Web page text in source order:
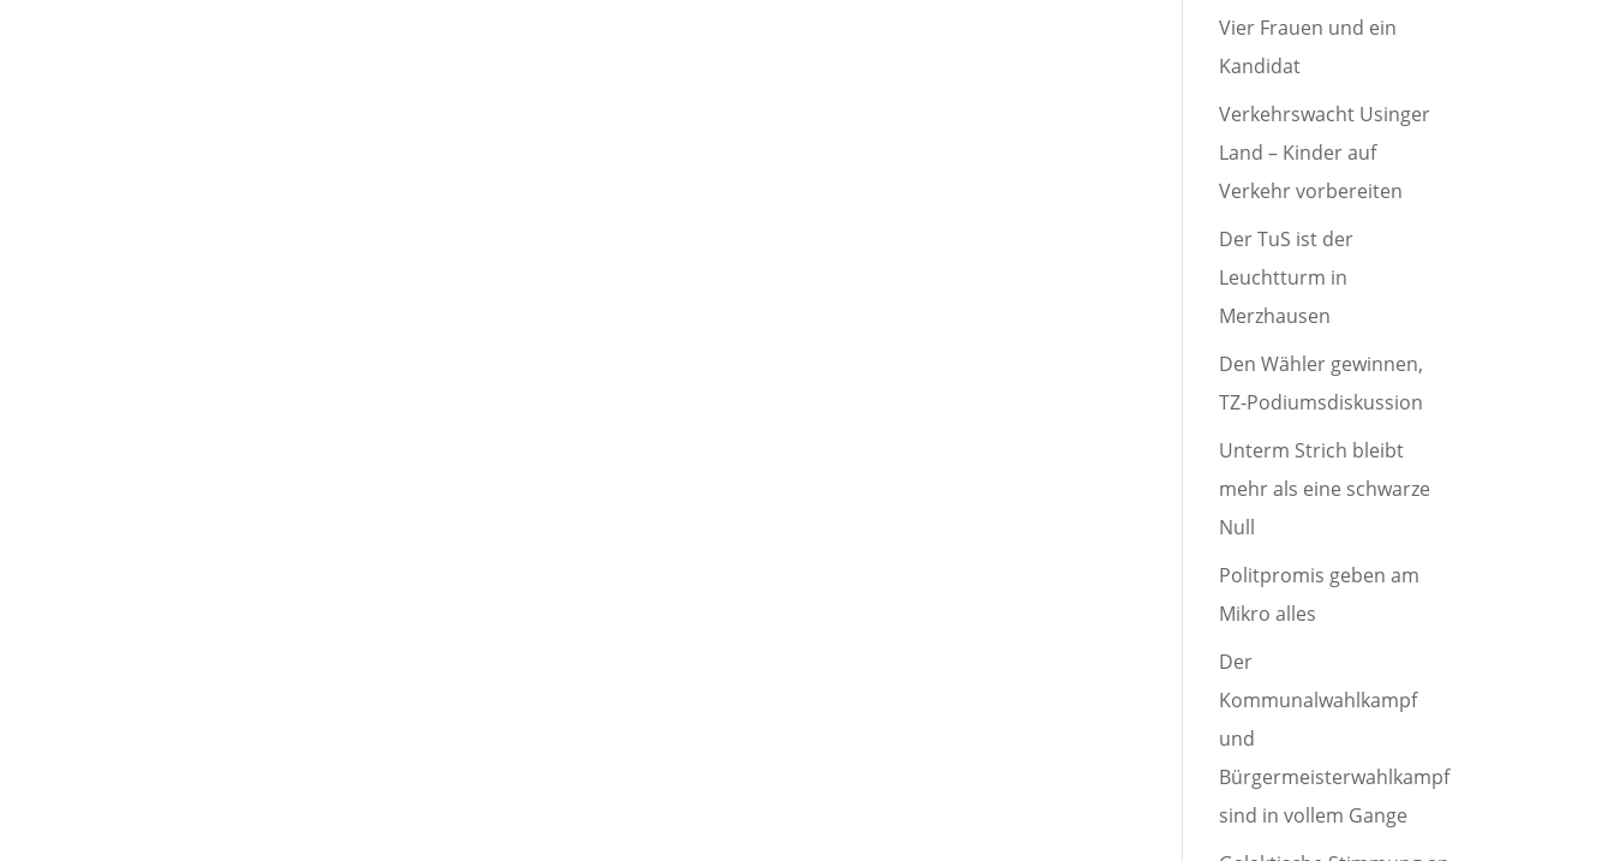
Vier Frauen und ein
Kandidat
Verkehrswacht Usinger
Land – Kinder auf
Verkehr vorbereiten
Der TuS ist der
Leuchtturm in
Merzhausen
Den Wähler gewinnen,
TZ-Podiumsdiskussion
Unterm Strich bleibt
mehr als eine schwarze
Null
Politpromis geben am
Mikro alles
Der
Kommunalwahlkampf
und
Bürgermeisterwahlkampf
sind in vollem Gange